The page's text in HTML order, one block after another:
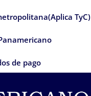
TyC)
de pago